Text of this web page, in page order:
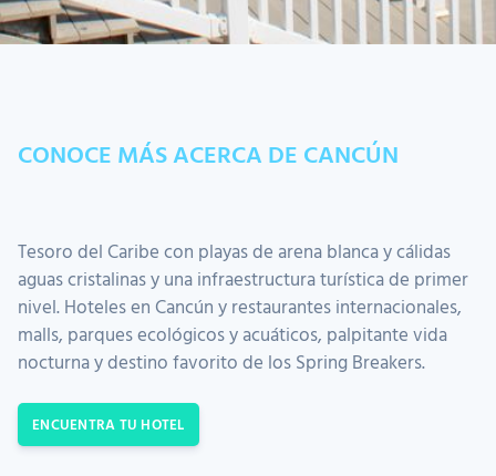
CONOCE MÁS ACERCA DE CANCÚN
Tesoro del Caribe con playas de arena blanca y cálidas
aguas cristalinas y una infraestructura turística de primer
nivel. Hoteles en Cancún y restaurantes internacionales,
malls, parques ecológicos y acuáticos, palpitante vida
nocturna y destino favorito de los Spring Breakers.
ENCUENTRA TU HOTEL